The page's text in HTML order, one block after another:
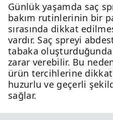
Günlük yaşamda saç
bakım rutinlerinin bir
sırasında dikkat
vardır. Saç spreyi
tabaka
zarar verebilir. Bu
ürün tercihlerine
huzurlu ve geçerli
sağlar.